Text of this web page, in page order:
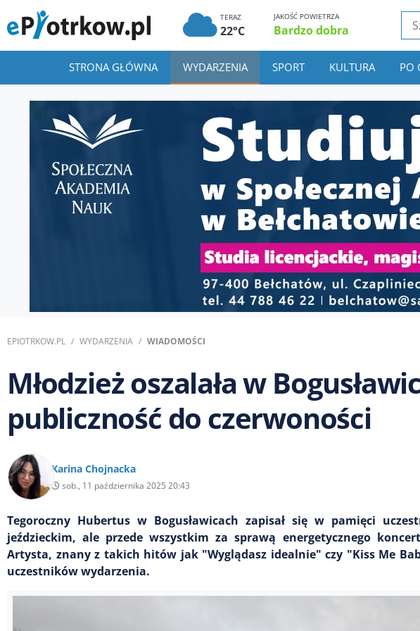
TERAZ
22°C
JAKOŚĆ POWIETRZA
Bardzo dobra
STRONA GŁÓWNA WYDARZENIA SPORT KULTURA PO
EPIOTRKOW.PL WYDARZENIA WIADOMOŚCI
Młodzież oszalała w
publiczność do czerwoności
Karina Chojnacka
sob., 11 października 2025 20:43
Tegoroczny Hubertus w Bogusławicach zapisał się w pamięci
jeździeckim, ale przede wszystkim za sprawą energetycznego
Artysta, znany z takich hitów jak "Wyglądasz idealnie" czy "Kiss Me
uczestników wydarzenia.